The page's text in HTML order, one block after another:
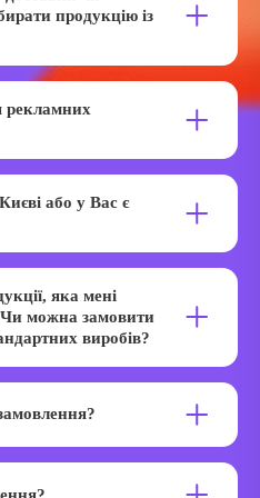
макета, розробкою
надати професійну
продукцію із
можлива доставка
рекламних
напишіть нам у
Ваш веб-сайт в
або у Вас є
по всій Україні.
яка мені
Чи можна замовити
виробів?